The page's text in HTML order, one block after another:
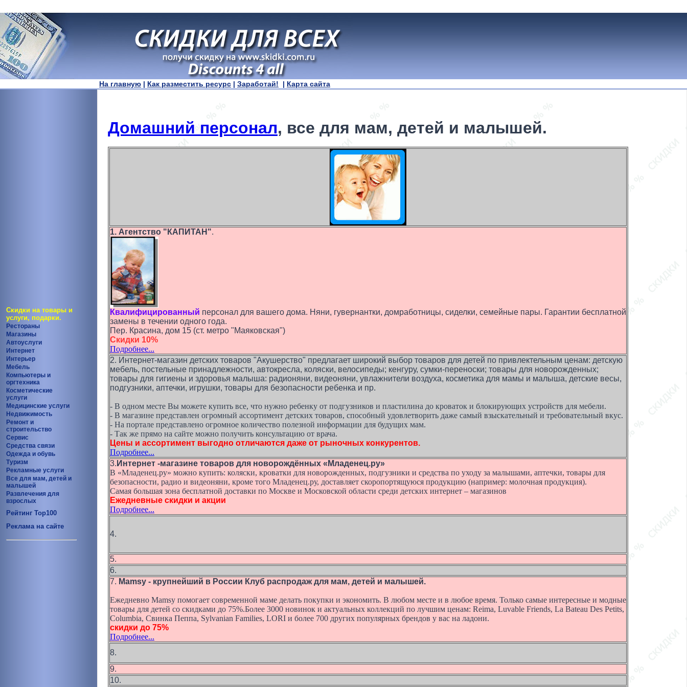
На главную | Как разместить ресурс | Заработай! | Карта сайта
Скидки на товары и
услуги, подарки.
Рестораны
Магазины
Автоуслуги
Интернет
Интерьер
Мебель
Компьютеры и
оргтехника
Косметические
услуги
Медицинские услуги
Недвижимость
Ремонт и
строительство
Сервис
Средства связи
Одежда и обувь
Туризм
Рекламные услуги
Все для мам, детей и
малышей
Развлечения для
взрослых
Рейтинг Top100
Реклама на сайте
Домашний персонал, все для мам, детей и малышей.
1. Агентство "КАПИТАН".
Квалифицированный персонал для вашего дома. Няни, гувернантки, домработницы, сиделки, семейные пары. Гарантии бесплатной
замены в течении одного года.
Пер. Красина, дом 15 (ст. метро "Маяковская")
Скидки 10%
Подробнее...
2. Интернет-магазин детских товаров "Акушерство" предлагает широкий выбор товаров для детей по привлектельным ценам: детскую
мебель, постельные принадлежности, автокресла, коляски, велосипеды; кенгуру, сумки-переноски; товары для новорожденных;
товары для гигиены и здоровья малыша: радионяни, видеоняни, увлажнители воздуха, косметика для мамы и малыша, детские весы,
подгузники, аптечки, игрушки, товары для безопасности ребенка и пр.
- В одном месте Вы можете купить все, что нужно ребенку от подгузников и пластилина до кроваток и блокирующих устройств для мебели.
- В магазине представлен огромный ассортимент детских товаров, способный удовлетворить даже самый взыскательный и требовательный вкус.
- На портале представлено огромное количество полезной информации для будущих мам.
- Так же прямо на сайте можно получить консультацию от врача.
Цены и ассортимент выгодно отличаются даже от рыночных конкурентов.
Подробнее...
3. Интернет -магазине товаров для новорождённых «Младенец.ру»
В «Младенец.ру» можно купить: коляски, кроватки для новорожденных, подгузники и средства по уходу за малышами, аптечки, товары для
безопасности, радио и видеоняни, кроме того Младенец.ру, доставляет скоропортящуюся продукцию (например: молочная продукция).
Самая большая зона бесплатной доставки по Москве и Московской области среди детских интернет – магазинов
Ежедневные скидки и акции
Подробнее...
4.
5.
6.
7. Mamsy - крупнейший в России Клуб распродаж для мам, детей и малышей.
Ежедневно Mamsy помогает современной маме делать покупки и экономить. В любом месте и в любое время. Только самые интересные и модные
товары для детей со скидками до 75%.Более 3000 новинок и актуальных коллекций по лучшим ценам: Reima, Luvable Friends, La Bateau Des Petits,
Columbia, Свинка Пеппа, Sylvanian Families, LORI и более 700 других популярных брендов у вас на ладони.
скидки до 75%
Подробнее...
8.
9.
10.